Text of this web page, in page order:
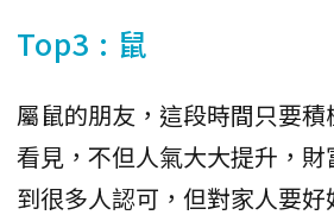
Top3 : 鼠
屬鼠的朋友，這段時間只要
看見，不但人氣大大提升，
到很多人認可，但對家人要